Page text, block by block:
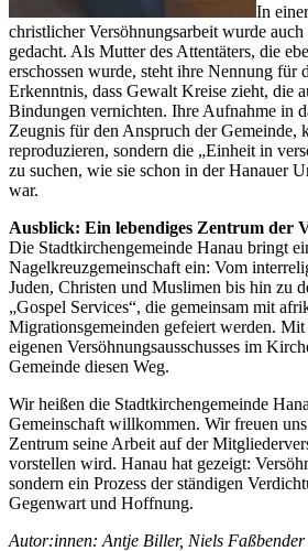
In
christlicher Versöhnungsarbeit wurde
gedacht. Als Mutter des Attentäters, die
erschossen wurde, steht ihre Nennung für
Erkenntnis, dass Gewalt Kreise zieht, die
Bindungen vernichten. Ihre Aufnahme in
Zeugnis für den Anspruch der Gemeinde,
reproduzieren, sondern die „Einheit in
zu suchen, wie sie schon in der Hanauer
war.
Ausblick: Ein lebendiges Zentrum der
Die Stadtkirchengemeinde Hanau bringt
Nagelkreuzgemeinschaft ein: Vom
Juden, Christen und Muslimen bis hin zu
„Gospel Services“, die gemeinsam mit
Migrationsgemeinden gefeiert werden.
eigenen Versöhnungsausschusses im
Gemeinde diesen Weg.
Wir heißen die Stadtkirchengemeinde
Gemeinschaft willkommen. Wir freuen
Zentrum seine Arbeit auf der
vorstellen wird. Hanau hat gezeigt:
sondern ein Prozess der ständigen
Gegenwart und Hoffnung.
Autor:innen: Antje Biller, Niels Faßbender